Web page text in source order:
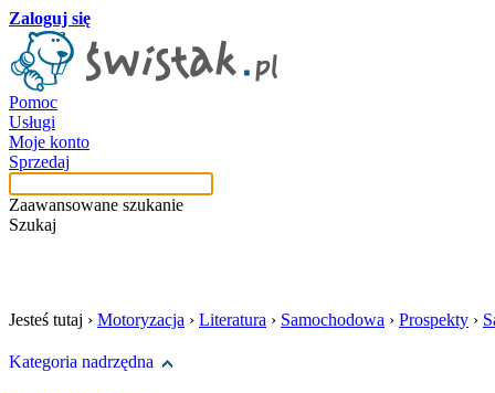
Zaloguj się
Pomoc
Usługi
Moje konto
Sprzedaj
Zaawansowane szukanie
Szukaj
Jesteś tutaj › Motoryzacja › Literatura › Samochodowa › Prospekty ›
Kategoria nadrzędna